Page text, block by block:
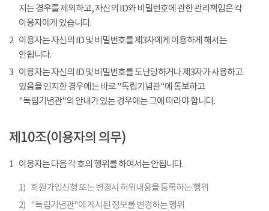
지는 경우를 제외하고, 자신의 ID와 비밀번호에 관한 관리책임은 각
이용자에게 있습니다.
2 이용자는 자신의 ID 및 비밀번호를 제3자에게 이용하게 해서는
안됩니다.
3 이용자는 자신의 ID 및 비밀번호를 도난당하거나 제3자가 사용하고
있음을 인지한 경우에는 바로 "독립기념관"에 통보하고
"독립기념관"의 안내가 있는 경우에는 그에 따라야 합니다.
제10조(이용자의 의무)
1 이용자는 다음 각 호의 행위를 하여서는 안됩니다.
1) 회원가입신청 또는 변경시 허위내용을 등록하는 행위
2) "독립기념관"에 게시된 정보를 변경하는 행위